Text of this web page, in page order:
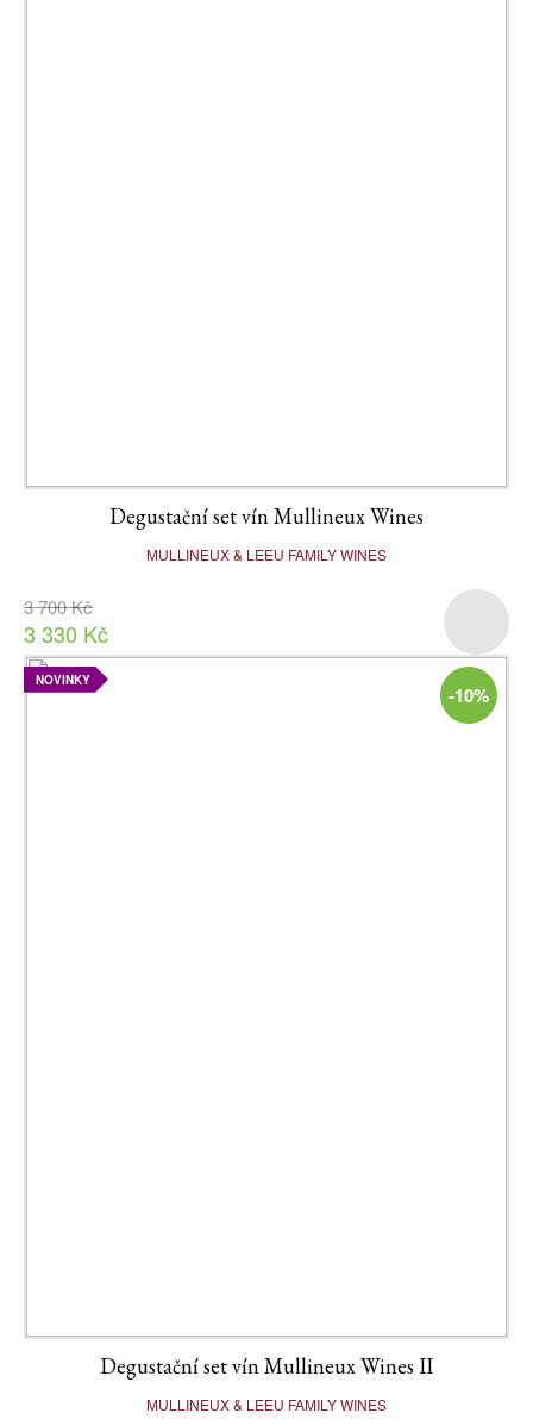
Degustační set vín Mullineux Wines
MULLINEUX & LEEU FAMILY WINES
3 700 Kč
3 330 Kč
NOVINKY
-10%
Degustační set vín Mullineux Wines II
MULLINEUX & LEEU FAMILY WINES